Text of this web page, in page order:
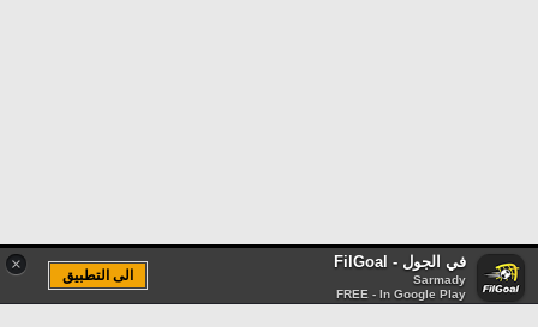
× في الجول - FilGoal
Sarmady
FREE - In Google Play
الى التطبيق